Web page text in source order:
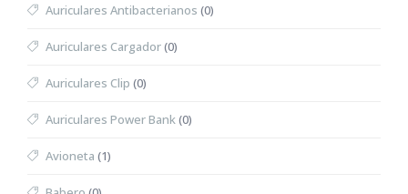
Auriculares Antibacterianos (0)
Auriculares Cargador(0)
Auriculares Clip (0)
Auriculares Power Bank (0)
Avioneta (1)